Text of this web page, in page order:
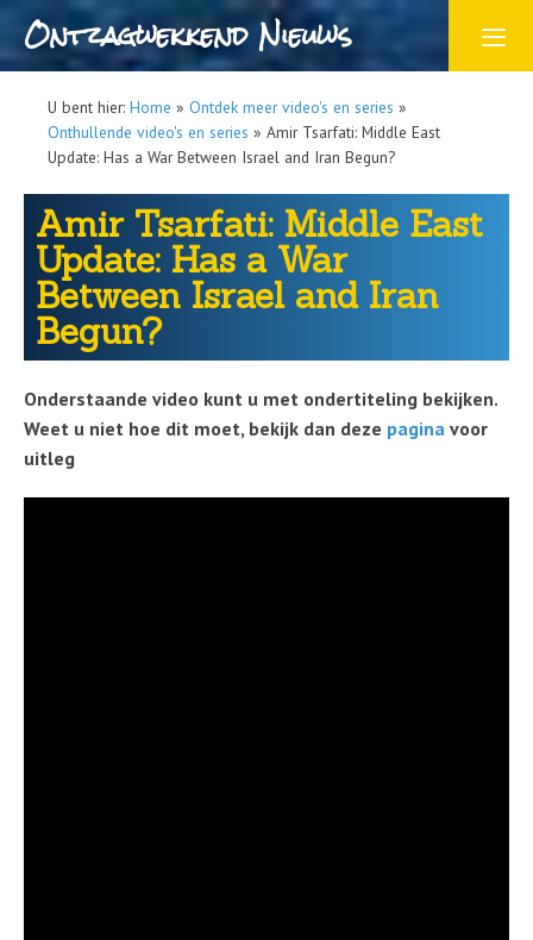
Ontzagwekkend Nieuws
U bent hier: Home » Ontdek meer video's en series »
Onthullende video's en series » Amir Tsarfati: Middle East
Update: Has a War Between Israel and Iran Begun?
Amir Tsarfati: Middle East
Update: Has a War
Between Israel and Iran
Begun?
Onderstaande video kunt u met ondertiteling bekijken.
Weet u niet hoe dit moet, bekijk dan deze pagina voor
uitleg